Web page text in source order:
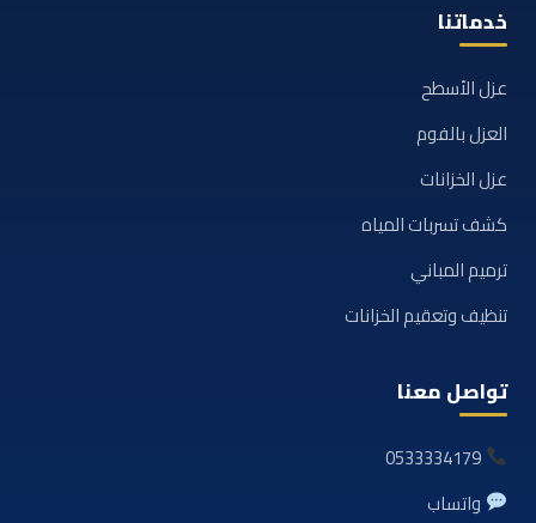
خدماتنا
عزل الأسطح
العزل بالفوم
عزل الخزانات
كشف تسربات المياه
ترميم المباني
تنظيف وتعقيم الخزانات
تواصل معنا
0533334179
واتساب